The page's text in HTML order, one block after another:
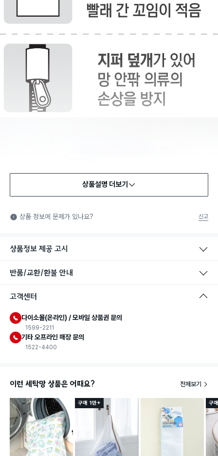
상품설명 더보기
상품 정보에 문제가 있나요? 신고
상품정보 제공 고시
반품/교환/환불 안내
고객센터
다이소몰(온라인) / 모바일 상품권 문의
1599-2211
기타 오프라인 매장 문의
1522-4400
이런 세탁망 상품은 어때요? 전체보기
구매 1만+ 구